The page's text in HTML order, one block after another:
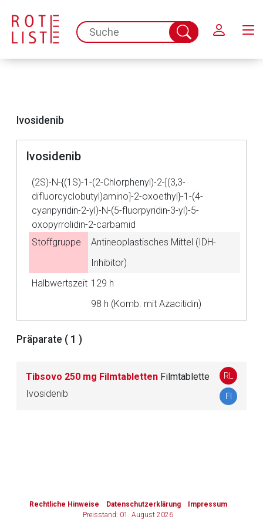
spc.search.input.placeholder
Suche
abschicken
Ivosidenib
Ivosidenib
(2S)-N-{(1S)-1-(2-Chlorphenyl)-2-[(3,3-
difluorcyclobutyl)amino]-2-oxoethyl}-1-(4-
cyanpyridin-2-yl)-N-(5-fluorpyridin-3-yl)-5-
oxopyrrolidin-2-carbamid
Stoffgruppe
Antineoplastisches Mittel (IDH-
Inhibitor)
Halbwertszeit 129 h
98 h (Komb. mit Azacitidin)
Präparate ( 1 )
Tibsovo 250 mg Filmtabletten Filmtablette
Ivosidenib
RL
FI
Rechtliche Hinweise Datenschutzerklärung
Impressum
Preisstand: 01. August 2026
Aufruf einer externen Seite
Der von Ihnen aufgerufene Link öffnet eine externe Web-
Seite. Für die Inhalte der externen Web-Seite ist deren
Betreiber verantwortlich. Ebenso gelten dort ggf. andere
Zurück zur rote-liste.de